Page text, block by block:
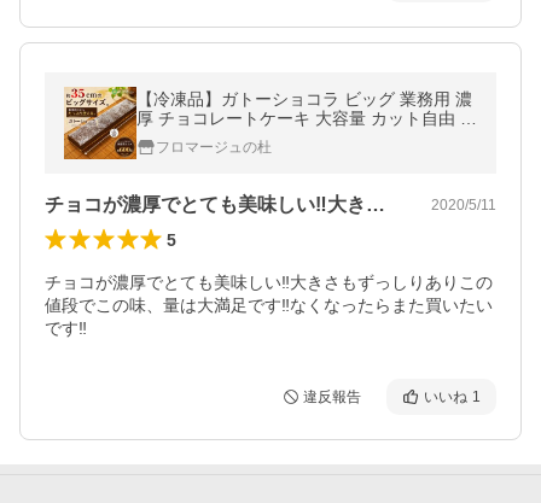
【冷凍品】ガトーショコラ ビッグ 業務用 濃
厚 チョコレートケーキ 大容量 カット自由 ス
イーツ デザート
フロマージュの杜
チョコが濃厚でとても美味しい‼︎大きさ… 2020/5/11
5
チョコが濃厚でとても美味しい‼︎大きさもずっしりありこの
値段でこの味、量は大満足です‼︎なくなったらまた買いたい
です‼︎
違反報告 いいね 1